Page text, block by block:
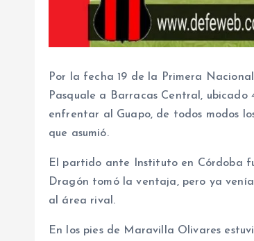
Por la fecha 19 de la Primera
Pasquale a Barracas Central,
enfrentar al Guapo, de todos modos
que asumió.
El partido ante Instituto en Córdoba
Dragón tomó la ventaja, pero ya
al área rival.
En los pies de Maravilla Olivares